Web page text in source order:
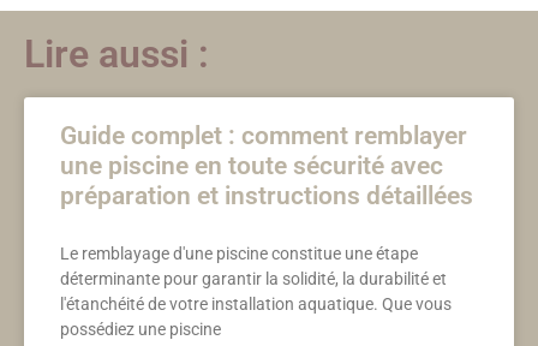
Lire aussi :
Guide complet : comment remblayer
une piscine en toute sécurité avec
préparation et instructions détaillées
Le remblayage d'une piscine constitue une étape
déterminante pour garantir la solidité, la durabilité et
l'étanchéité de votre installation aquatique. Que vous
possédiez une piscine